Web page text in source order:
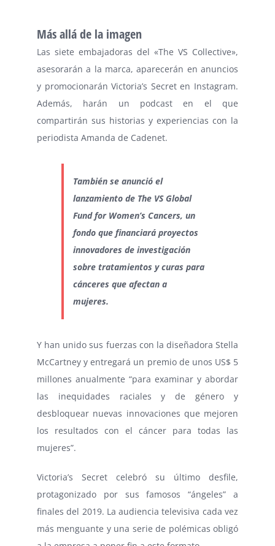
Más allá de la imagen
Las siete embajadoras del «The VS Collective»,
asesorarán a la marca, aparecerán en anuncios
y promocionarán Victoria’s Secret en Instagram.
Además, harán un podcast en el que
compartirán sus historias y experiencias con la
periodista Amanda de Cadenet.
También se anunció el
lanzamiento de The VS Global
Fund for Women’s Cancers, un
fondo que financiará proyectos
innovadores de investigación
sobre tratamientos y curas para
cánceres que afectan a
mujeres.
Y han unido sus fuerzas con la diseñadora Stella
McCartney y entregará un premio de unos US$ 5
millones anualmente “para examinar y abordar
las inequidades raciales y de género y
desbloquear nuevas innovaciones que mejoren
los resultados con el cáncer para todas las
mujeres”.
Victoria’s Secret celebró su último desfile,
protagonizado por sus famosos “ángeles” a
finales del 2019. La audiencia televisiva cada vez
más menguante y una serie de polémicas obligó